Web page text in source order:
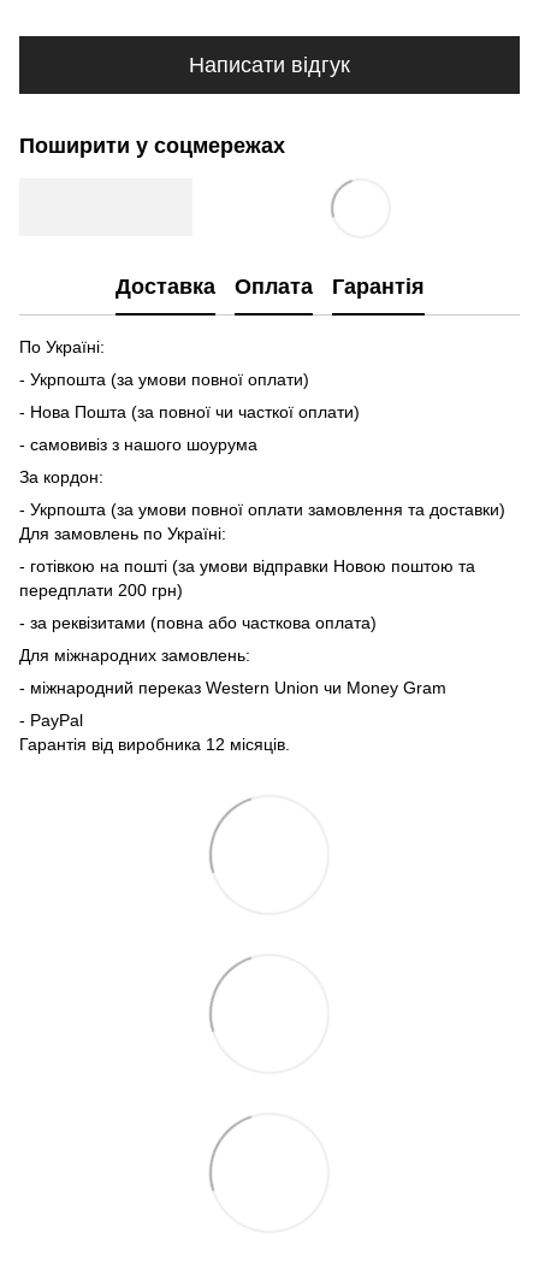
Написати відгук
Поширити у соцмережах
Доставка Оплата Гарантія
По Україні:
- Укрпошта (за умови повної оплати)
- Нова Пошта (за повної чи часткої оплати)
- самовивіз з нашого шоурума
За кордон:
- Укрпошта (за умови повної оплати замовлення та доставки)
Для замовлень по Україні:
- готівкою на пошті (за умови відправки Новою поштою та
передплати 200 грн)
- за реквізитами (повна або часткова оплата)
Для міжнародних замовлень:
- міжнародний переказ Western Union чи Money Gram
- PayPal
Гарантія від виробника 12 місяців.